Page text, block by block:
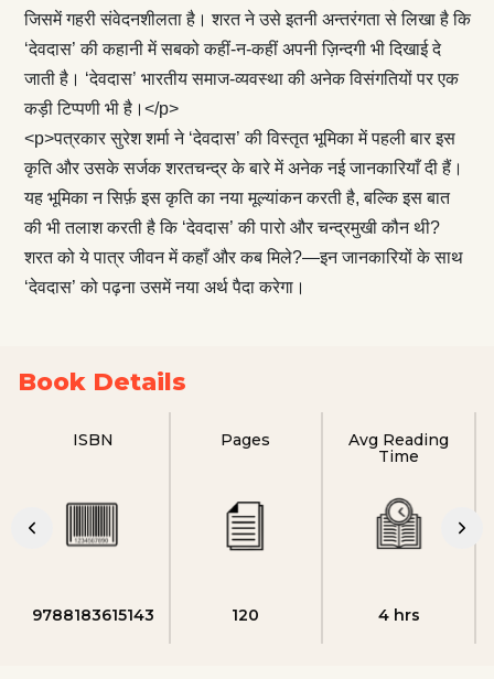
जिसमें गहरी संवेदनशीलता है। शरत ने उसे इतनी अन्तरंगता से लिखा है कि
‘देवदास’ की कहानी में सबको कहीं-न-कहीं अपनी ज़िन्दगी भी दिखाई दे
जाती है। ‘देवदास’ भारतीय समाज-व्यवस्था की अनेक विसंगतियों पर एक
कड़ी टिप्पणी भी है।</p>
<p>पत्रकार सुरेश शर्मा ने ‘देवदास’ की विस्तृत भूमिका में पहली बार इस
कृति और उसके सर्जक शरतचन्द्र के बारे में अनेक नई जानकारियाँ दी हैं।
यह भूमिका न सिर्फ़ इस कृति का नया मूल्यांकन करती है, बल्कि इस बात
की भी तलाश करती है कि ‘देवदास’ की पारो और चन्द्रमुखी कौन थी?
शरत को ये पात्र जीवन में कहाँ और कब मिले?—इन जानकारियों के साथ
‘देवदास’ को पढ़ना उसमें नया अर्थ पैदा करेगा।
Book Details
ISBN
9788183615143
Pages
120
Avg Reading
Time
4 hrs